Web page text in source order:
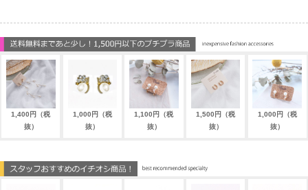
1,400円（税
抜）
1,000円（税
抜）
1,100円（税
抜）
1,500円（税
抜）
1,000円（税
抜）